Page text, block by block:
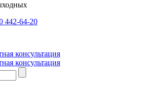
442-64-20
консультация
консультация